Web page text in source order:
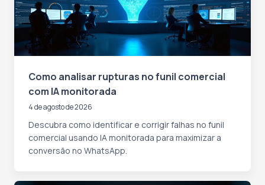
Como analisar rupturas no funil comercial
com IA monitorada
4 de agosto de 2026
Descubra como identificar e corrigir falhas no funil
comercial usando IA monitorada para maximizar a
conversão no WhatsApp.